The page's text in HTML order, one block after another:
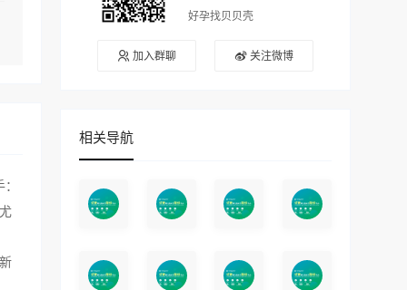
好孕找贝贝壳
加入群聊 关注微博
相关导航